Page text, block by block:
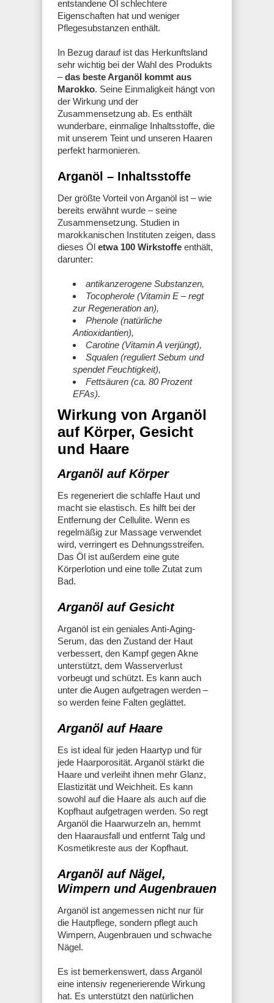
entstandene Öl schlechtere
Eigenschaften hat und weniger
Pflegesubstanzen enthält.
In Bezug darauf ist das Herkunftsland
sehr wichtig bei der Wahl des Produkts
–das beste Arganöl kommt aus
Marokko. Seine Einmaligkeit hängt von
der Wirkung und der
Zusammensetzung ab. Es enthält
wunderbare, einmalige Inhaltsstoffe, die
mit unserem Teint und unseren Haaren
perfekt harmonieren.
Arganöl – Inhaltsstoffe
Der größte Vorteil von Arganöl ist – wie
bereits erwähnt wurde – seine
Zusammensetzung. Studien in
marokkanischen Instituten zeigen, dass
dieses Öl etwa 100 Wirkstoffe enthält,
darunter:
antikanzerogene Substanzen,
Tocopherole (Vitamin E – regt
zur Regeneration an),
Phenole (natürliche
Antioxidantien),
Carotine (Vitamin A verjüngt),
Squalen (reguliert Sebum und
spendet Feuchtigkeit),
Fettsäuren (ca. 80 Prozent
EFAs).
Wirkung von Arganöl
auf Körper, Gesicht
und Haare
Arganöl auf Körper
Es regeneriert die schlaffe Haut und
macht sie elastisch. Es hilft bei der
Entfernung der Cellulite. Wenn es
regelmäßig zur Massage verwendet
wird, verringert es Dehnungsstreifen.
Das Öl ist außerdem eine gute
Körperlotion und eine tolle Zutat zum
Bad.
Arganöl auf Gesicht
Arganöl ist ein geniales Anti-Aging-
Serum, das den Zustand der Haut
verbessert, den Kampf gegen Akne
unterstützt, dem Wasserverlust
vorbeugt und schützt. Es kann auch
unter die Augen aufgetragen werden –
so werden feine Falten geglättet.
Arganöl auf Haare
Es ist ideal für jeden Haartyp und für
jede Haarporosität. Arganöl stärkt die
Haare und verleiht ihnen mehr Glanz,
Elastizität und Weichheit. Es kann
sowohl auf die Haare als auch auf die
Kopfhaut aufgetragen werden. So regt
Arganöl die Haarwurzeln an, hemmt
den Haarausfall und entfernt Talg und
Kosmetikreste aus der Kopfhaut.
Arganöl auf Nägel,
Wimpern und Augenbrauen
Arganöl ist angemessen nicht nur für
die Hautpflege, sondern pflegt auch
Wimpern, Augenbrauen und schwache
Nägel.
Es ist bemerkenswert, dass Arganöl
eine intensiv regenerierende Wirkung
hat. Es unterstützt den natürlichen